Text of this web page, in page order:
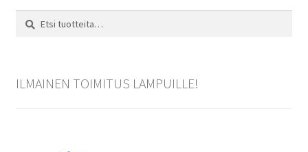
Etsi:
Haku
ILMAINEN TOIMITUS LAMPUILLE!